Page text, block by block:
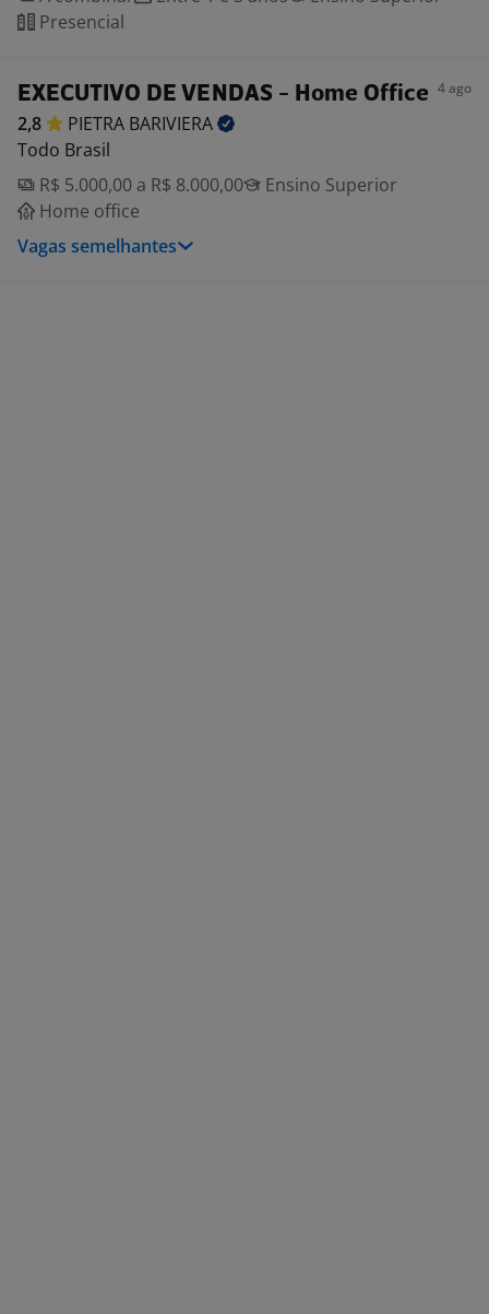
Presencial
EXECUTIVO DE VENDAS - Home Office 4 ago
2,8 PIETRA BARIVIERA
Todo Brasil
R$ 5.000,00 a R$ 8.000,00
Ensino Superior
Home office
Vagas semelhantes